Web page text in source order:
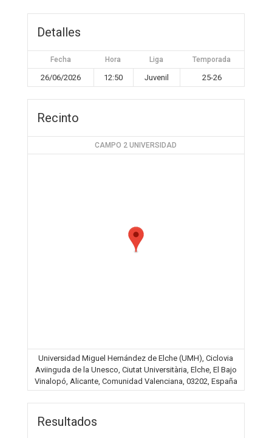
Detalles
Fecha Hora Liga Temporada
26/06/2026 12:50 Juvenil 25-26
Recinto
CAMPO 2 UNIVERSIDAD
Universidad Miguel Hernández de Elche (UMH), Ciclovia
Aviinguda de la Unesco, Ciutat Universitària, Elche, El Bajo
Vinalopó, Alicante, Comunidad Valenciana, 03202, España
Resultados